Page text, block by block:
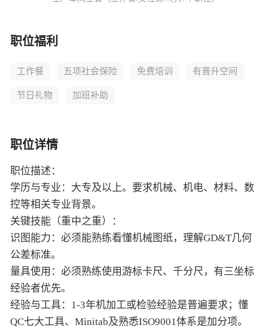
职位福利
工作餐 五项社会保险 免费培训 有晋升空间
节日礼物 加班补助
职位详情
职位描述：
学历与专业：大专及以上。要求机械、机电、材料、数
控等相关专业背景。
关键技能（重中之重）：
识图能力：必须能熟练看懂机械图纸，理解GD&T几何
公差标准。
量具使用：必须熟练使用游标卡尺、千分尺，有三坐标
经验者优先。
经验与工具：1-3年机加工或检验经验是普遍要求；懂
QC七大工具、Minitab及熟悉ISO9001体系是加分项。